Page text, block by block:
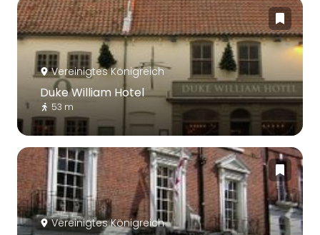
Vereinigtes Königreich
Duke William Hotel
53 m
Vereinigtes Königreich